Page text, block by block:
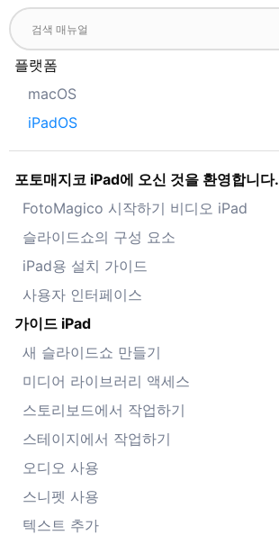
플랫폼
macOS
iPadOS
포토매지코 iPad에 오신 것을 환영합니다.
FotoMagico 시작하기 비디오 iPad
슬라이드쇼의 구성 요소
iPad용 설치 가이드
사용자 인터페이스
가이드 iPad
새 슬라이드쇼 만들기
미디어 라이브러리 액세스
스토리보드에서 작업하기
스테이지에서 작업하기
오디오 사용
스니펫 사용
텍스트 추가